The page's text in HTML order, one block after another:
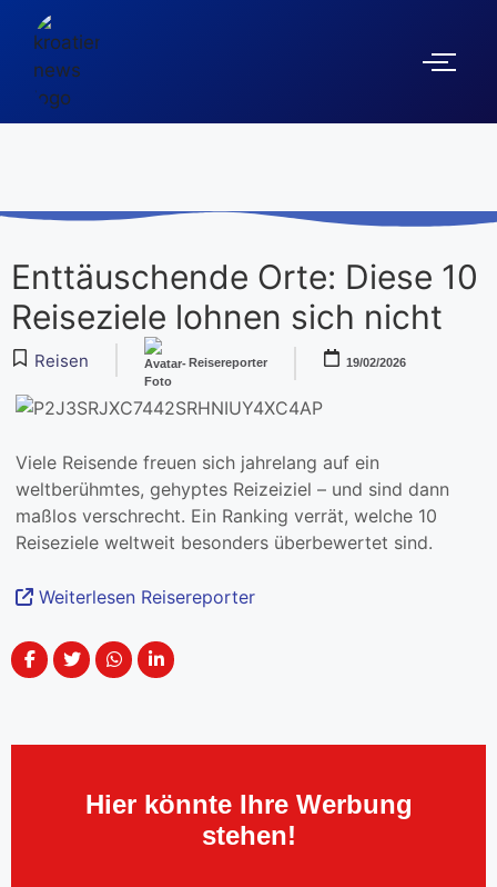
Enttäuschende Orte: Diese 10
Reiseziele lohnen sich nicht
Reisen Reisereporter 19/02/2026
Viele Reisende freuen sich jahrelang auf ein
weltberühmtes, gehyptes Reizeiziel – und sind dann
maßlos verschrecht. Ein Ranking verrät, welche 10
Reiseziele weltweit besonders überbewertet sind.
Weiterlesen Reisereporter
Hier könnte Ihre Werbung
stehen!